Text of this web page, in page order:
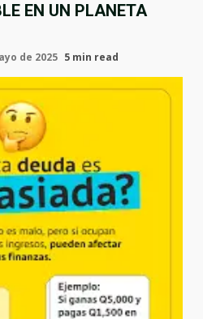
EN UN PLANETA
de 2025 5 min read